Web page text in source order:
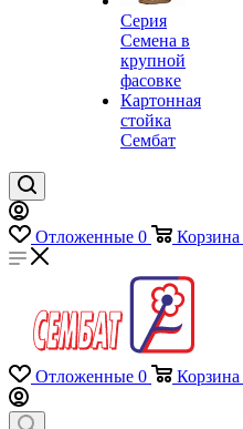
Серия
Семена в
крупной
фасовке
Картонная
стойка
Сембат
Отложенные 0 Корзина
Отложенные 0 Корзина